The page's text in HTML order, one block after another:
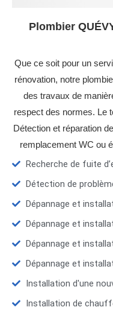
Plombier
Que ce soit pour un
rénovation, notre
des travaux de
respect des normes. Le
Détection et réparation
remplacement WC ou
Recherche de fuite
Détection de
Dépannage et
Dépannage et
Dépannage et
Dépannage et
Installation d'une
Installation de